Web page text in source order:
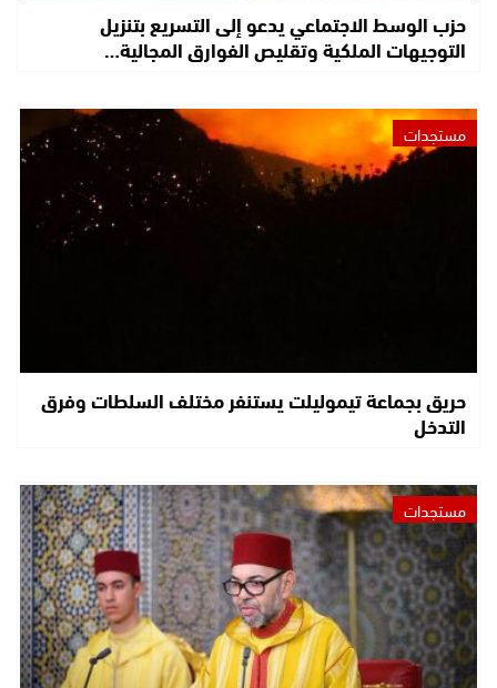
حزب الوسط الاجتماعي يدعو إلى التسريع بتنزيل
التوجيهات الملكية وتقليص الفوارق المجالية…
مستجدات
حريق بجماعة تيموليلت يستنفر مختلف السلطات وفرق
التدخل
مستجدات